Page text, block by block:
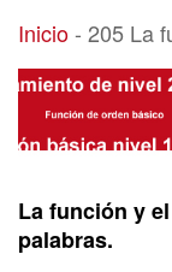
205 La
Inicio- 205 La
La función y
palabras.